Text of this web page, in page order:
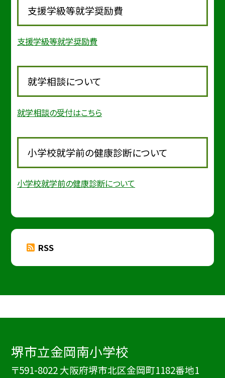
支援学級等就学奨励費
支援学級等就学奨励費
就学相談について
就学相談の受付はこちら
小学校就学前の健康診断について
小学校就学前の健康診断について
RSS
堺市立金岡南小学校
〒591-8022 大阪府堺市北区金岡町1182番地1